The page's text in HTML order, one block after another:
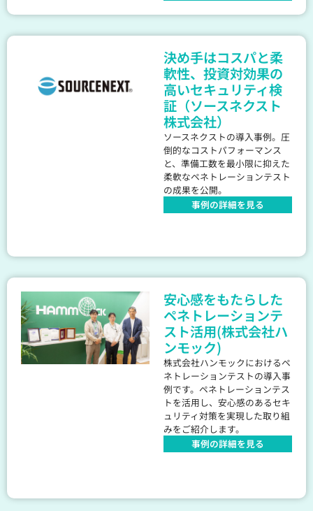
決め手はコスパと柔
軟性、投資対効果の
高いセキュリティ検
証（ソースネクスト
株式会社）
ソースネクストの導入事例。圧
倒的なコストパフォーマンス
と、準備工数を最小限に抑えた
柔軟なペネトレーションテスト
の成果を公開。
事例の詳細を見る
安心感をもたらした
ペネトレーションテ
スト活用(株式会社ハ
ンモック)
株式会社ハンモックにおけるペ
ネトレーションテストの導入事
例です。ペネトレーションテス
トを活用し、安心感のあるセキ
ュリティ対策を実現した取り組
みをご紹介します。
事例の詳細を見る